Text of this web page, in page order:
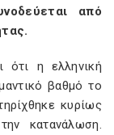
από
ότι η ελληνική
βαθμό το
κυρίως
κατανάλωση.